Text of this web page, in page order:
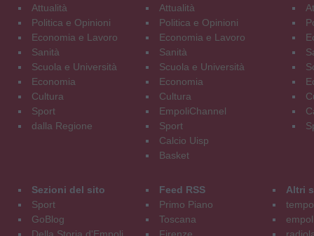
Attualità
Politica e Opinioni
Economia e Lavoro
Sanità
Scuola e Università
Economia
Cultura
Sport
dalla Regione
Attualità
Politica e Opinioni
Economia e Lavoro
Sanità
Scuola e Università
Economia
Cultura
EmpoliChannel
Sport
Calcio Uisp
Basket
Sezioni del sito
Sport
GoBlog
Feed RSS
Primo Piano
Toscana
Altri